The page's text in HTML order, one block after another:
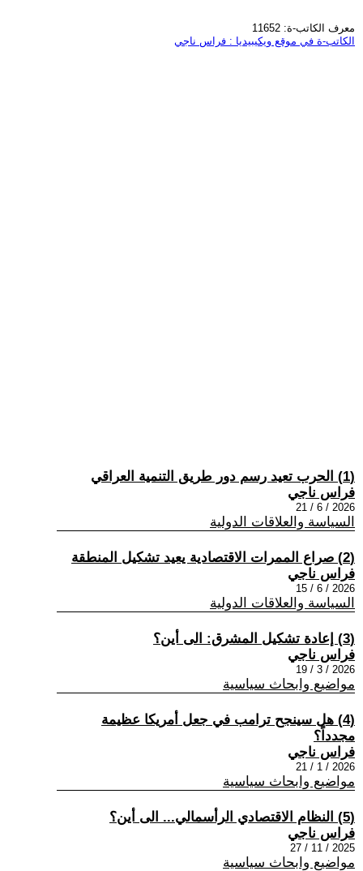
معرف الكاتب-ة: 11652
الكاتب-ة في موقع ويكيبيديا : فراس ناجي
(1) الحرب تعيد رسم دور طريق التنمية العراقي
فراس ناجي
2026 / 6 / 21
السياسة والعلاقات الدولية
(2) صراع الممرات الاقتصادية يعيد تشكيل المنطقة
فراس ناجي
2026 / 6 / 15
السياسة والعلاقات الدولية
(3) إعادة تشكيل المشرق: الى أين؟
فراس ناجي
2026 / 3 / 19
مواضيع وابحاث سياسية
(4) هل سينجح ترامب في جعل أمريكا عظيمة
مجدداً؟
فراس ناجي
2026 / 1 / 21
مواضيع وابحاث سياسية
(5) النظام الاقتصادي الرأسمالي... الى أين؟
فراس ناجي
2025 / 11 / 27
مواضيع وابحاث سياسية